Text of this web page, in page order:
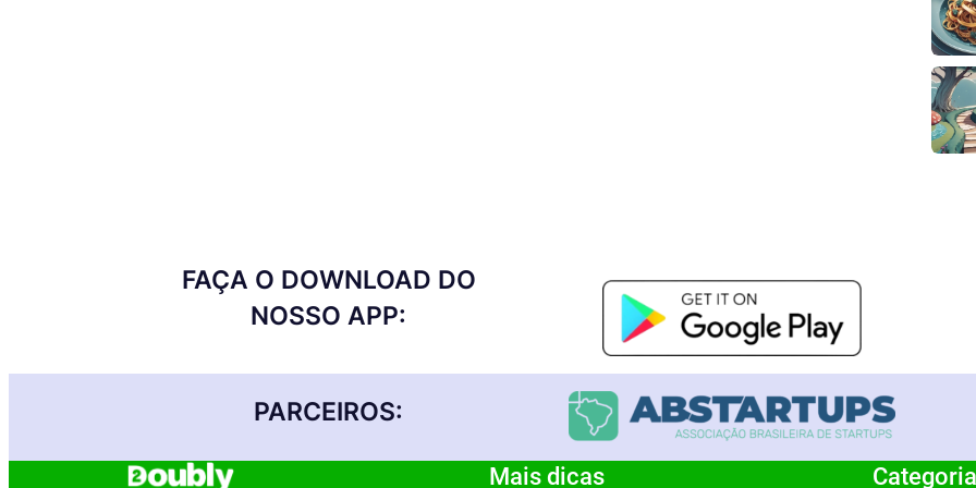
FAÇA O DOWNLOAD DO
NOSSO APP:
PARCEIROS:
Mais dicas